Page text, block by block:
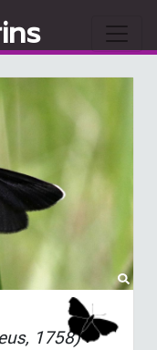
1758)